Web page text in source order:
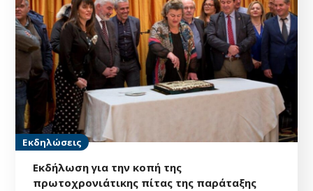
Εκδηλώσεις
Εκδήλωση για την κοπή της
πρωτοχρονιάτικης πίτας της παράταξης